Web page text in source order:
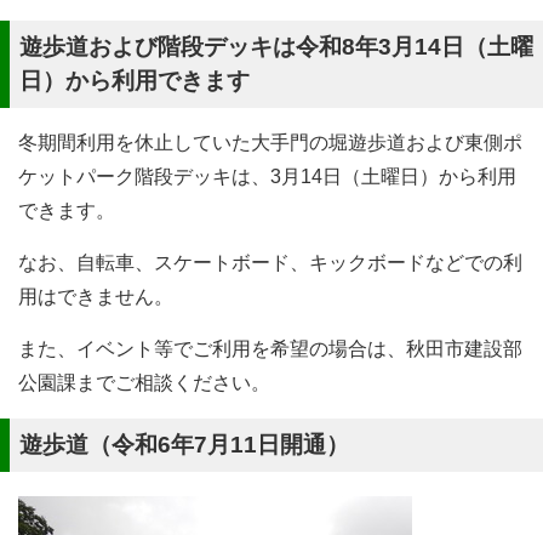
遊歩道および階段デッキは令和8年3月14日（土曜
日）から利用できます
冬期間利用を休止していた大手門の堀遊歩道および東側ポ
ケットパーク階段デッキは、3月14日（土曜日）から利用
できます。
なお、自転車、スケートボード、キックボードなどでの利
用はできません。
また、イベント等でご利用を希望の場合は、秋田市建設部
公園課までご相談ください。
遊歩道（令和6年7月11日開通）